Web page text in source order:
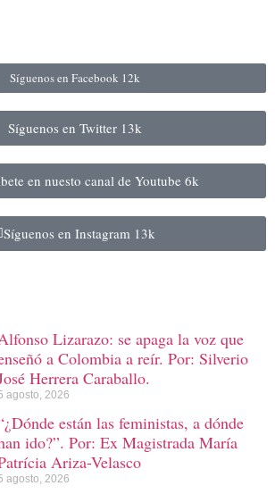
Síguenos en Facebook 12k
Síguenos en Twitter 13k
en nuesto canal de Youtube 6k
Síguenos en Instagram 13k
Lizarazo: se apaga la voz que
a Colombia a reír. Por: Silverio
Herrera Caraballo.
agosto, 2026
están las feministas, a dónde
ido?”. Por: Ex Magistrada María
Ariza-Velasco
agosto, 2026